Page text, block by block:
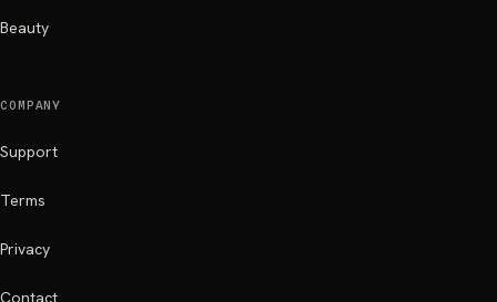
Beauty
COMPANY
Support
Terms
Privacy
Contact